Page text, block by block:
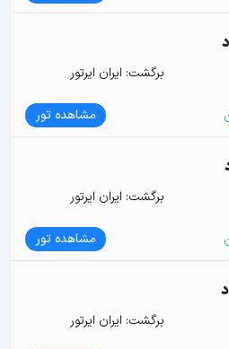
برگشت: ایران ایرتور
مشاهده تور
برگشت: ایران ایرتور
مشاهده تور
برگشت: ایران ایرتور